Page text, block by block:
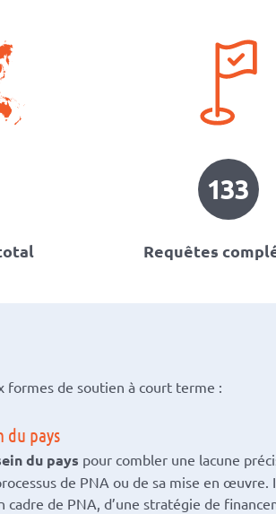
133
Requêtes
formes de soutien à court terme :
du pays
du pays pour combler une lacune
de PNA ou de sa mise en œuvre.
cadre de PNA, d’une stratégie de